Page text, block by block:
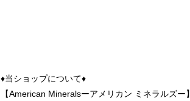
♦︎当ショップについて♦︎
【American Mineralsーアメリカン ミネラルズー】